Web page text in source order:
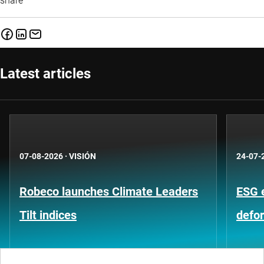
Latest articles
07-08-2026 · VISIÓN
Robeco launches Climate Leaders
Tilt indices
24-07-